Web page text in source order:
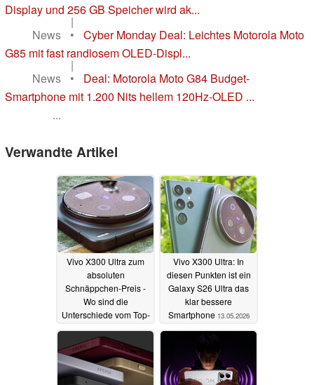
Display und 256 GB Speicher wird ak...
|
News
•
Cyber Monday Deal: Leichtes Motorola Moto
G85 mit fast randlosem OLED-Displ...
|
News
•
Deal: Motorola Moto G84 Budget-
Smartphone mit 1.200 Nits hellem 120Hz-OLED ...
...
Verwandte Artikel
Vivo X300 Ultra zum
absoluten
Schnäppchen-Preis -
Wo sind die
Unterschiede vom Top-
Import 14.05.2026
Vivo X300 Ultra: In
diesen Punkten ist ein
Galaxy S26 Ultra das
klar bessere
Smartphone 13.05.2026